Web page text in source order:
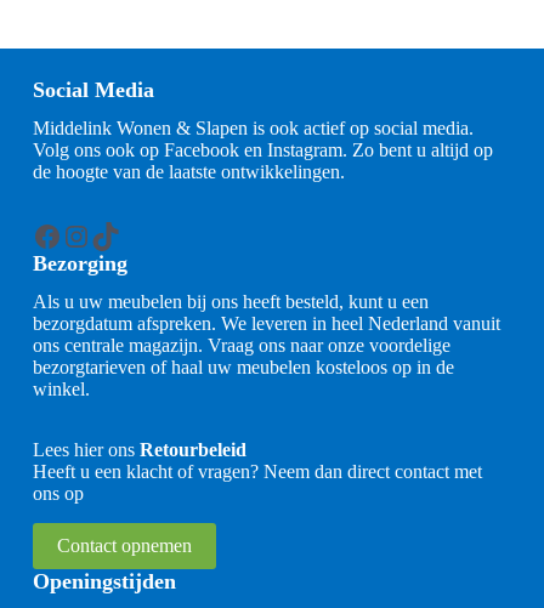
Social Media
Middelink Wonen & Slapen is ook actief op social media.
Volg ons ook op Facebook en Instagram. Zo bent u altijd op
de hoogte van de laatste ontwikkelingen.
Facebook
Instagram
TikTok
Bezorging
Als u uw meubelen bij ons heeft besteld, kunt u een
bezorgdatum afspreken. We leveren in heel Nederland vanuit
ons centrale magazijn. Vraag ons naar onze voordelige
bezorgtarieven of haal uw meubelen kosteloos op in de
winkel.
Lees hier ons Retourbeleid
Heeft u een klacht of vragen? Neem dan direct contact met
ons op
Contact opnemen
Openingstijden